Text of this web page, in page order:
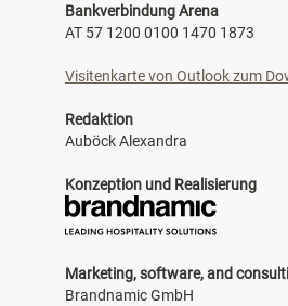
Bankverbindung Arena
AT 57 1200 0100 1470 1873
Visitenkarte von Outlook zum
Redaktion
Auböck Alexandra
Konzeption und Realisierung
Marketing, software, and
Brandnamic GmbH